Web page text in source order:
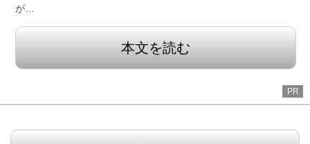
が…
本文を読む
PR